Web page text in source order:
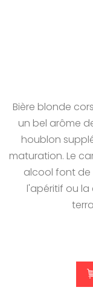
Bière blonde
un bel arôme
houblon
maturation. Le
alcool font de
l'apéritif ou